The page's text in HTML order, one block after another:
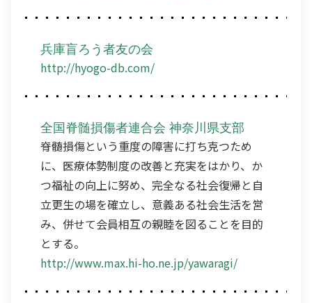
兵庫盲ろう者友の会
http://hyogo-db.com/
全国脊髄損傷者連合会 神奈川県支部
脊髄損傷という重度の障害に打ち克つため
に、医療体勢制度の改善と充実をはかり、か
つ福祉の向上に努め、完全なる社会復帰と自
立更生の場を確立し、意義ある社会生活を営
み、併せて会員相互の親睦を図ることを目的
とする。
http://www.max.hi-ho.ne.jp/yawaragi/